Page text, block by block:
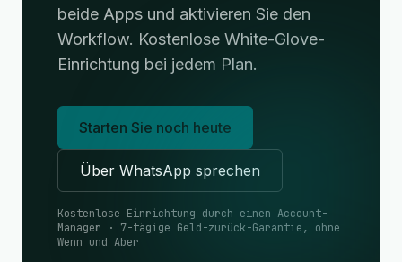
beide Apps und aktivieren Sie den
Workflow. Kostenlose White-Glove-
Einrichtung bei jedem Plan.
Starten Sie noch heute
Über WhatsApp sprechen
Kostenlose Einrichtung durch einen Account-
Manager · 7-tägige Geld-zurück-Garantie, ohne
Wenn und Aber